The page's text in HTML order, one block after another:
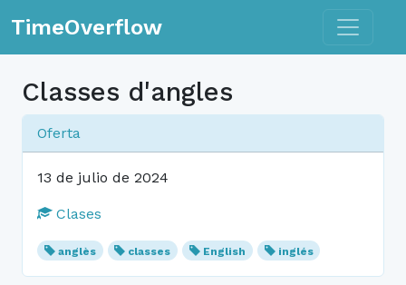
TimeOverflow Toggle
Classes d'angles
Oferta
13 de julio de 2024
Clases
anglès classes English inglés